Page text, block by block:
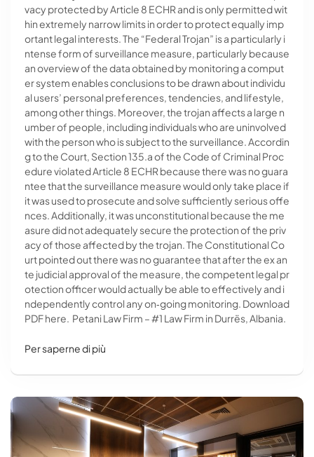
vacy protected by Article 8 ECHR and is only permitted wit
hin extremely narrow limits in order to protect equally imp
ortant legal interests. The “Federal Trojan” is a particularly i
ntense form of surveillance measure, particularly because
an overview of the data obtained by monitoring a comput
er system enables conclusions to be drawn about individu
al users’ personal preferences, tendencies, and lifestyle,
among other things. Moreover, the trojan affects a large n
umber of people, including individuals who are uninvolved
with the person who is subject to the surveillance. Accordin
g to the Court, Section 135.a of the Code of Criminal Proc
edure violated Article 8 ECHR because there was no guara
ntee that the surveillance measure would only take place if
it was used to prosecute and solve sufficiently serious offe
nces. Additionally, it was unconstitutional because the me
asure did not adequately secure the protection of the priv
acy of those affected by the trojan. The Constitutional Co
urt pointed out there was no guarantee that after the ex an
te judicial approval of the measure, the competent legal pr
otection officer would actually be able to effectively and i
ndependently control any on‐going monitoring. Download
PDF here. Petani Law Firm – #1 Law Firm in Durrës, Albania.
Per saperne di più